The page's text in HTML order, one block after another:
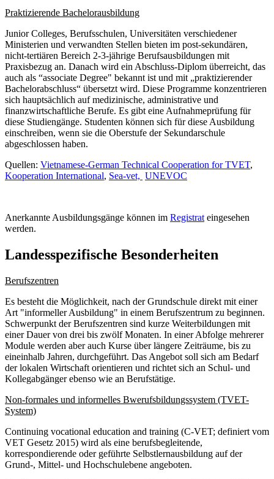
Praktizierende Bachelorausbildung
Junior Colleges, Berufsschulen, Universitäten verschiedener
Ministerien und verwandten Stellen bieten im post-sekundären,
nicht-tertiären Bereich 2-3-jährige Berufsausbildungen mit
Praxisbezug an. Danach wird ein Abschluss-Diplom überreicht, das
auch als “associate Degree" bekannt ist und mit „praktizierender
Bachelorabschluss“ übersetzt wird. Diese Programme konzentrieren
sich hauptsächlich auf medizinische, administrative und
finanzwirtschaftliche Berufe. Es gibt eine Aufnahmeprüfung für
diese Studiengänge. Studenten können sich für diese Ausbildung
einschreiben, wenn sie die Oberstufe der Sekundarschule
abgeschlossen haben.
Quellen: Vietnamese-German Technical Cooperation for TVET,
Kooperation International, Sea-vet, UNEVOC
Anerkannte Ausbildungsgänge können im Registrat eingesehen
werden.
Landesspezifische Besonderheiten
Berufszentren
Es besteht die Möglichkeit, nach der Grundschule direkt mit einer
Art "informeller Ausbildung" in einem Berufszentrum zu beginnen.
Schwerpunkt der Berufszentren sind kurze Weiterbildungen mit
einer Dauer von drei bis zwölf Monaten. In einer Abfolge mehrerer
Module werden aber auch Kurse über längere Zeiträume, bis zu
eineinhalb Jahren, durchgeführt. Das Angebot soll sich am Bedarf
der lokalen Wirtschaft orientieren und richtet sich an Schul- und
Kollegabgänger ebenso wie an Berufstätige.
Non-formales und informelles Bwerufsbildungssystem (TVET-
System)
Continuing vocational education and training (C-VET; definiert vom
VET Gesetz 2015) wird als eine berufsbegleitende,
korrespondierende oder geführte Selbstlernausbildung auf der
Grund-, Mittel- und Hochschulebene angeboten.